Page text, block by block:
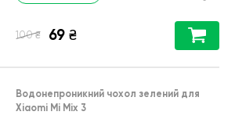
100 ₴ 69 ₴
Водонепроникний чохол зелений для
Xiaomi Mi Mix 3